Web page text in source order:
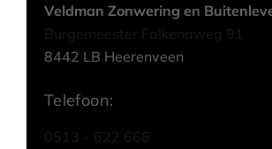
Veldman Zonwering en
Burgemeester Falkenaweg 91
8442 LB Heerenveen
Telefoon:
0513 – 622 666